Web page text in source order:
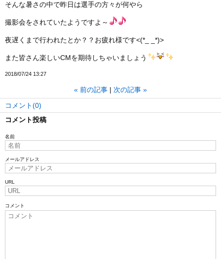
そんな暑さの中で昨日は選手の方々が何やら
撮影会をされていたようですよ～
夜遅くまで行われたとか？？お疲れ様です<(*_ _*)>
また皆さん楽しいCMを期待しちゃいましょう
2018/07/24 13:27
« 前の記事 次の記事 »
コメント(0)
コメント投稿
名前
メールアドレス
URL
コメント